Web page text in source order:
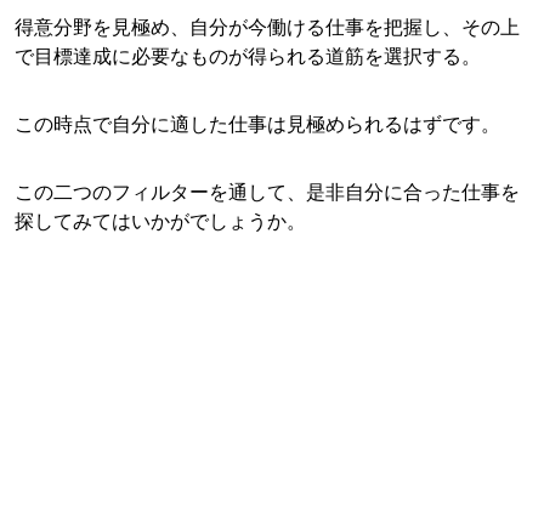
得意分野を見極め、自分が今働ける仕事を把握し、その上
で目標達成に必要なものが得られる道筋を選択する。
この時点で自分に適した仕事は見極められるはずです。
この二つのフィルターを通して、是非自分に合った仕事を
探してみてはいかがでしょうか。